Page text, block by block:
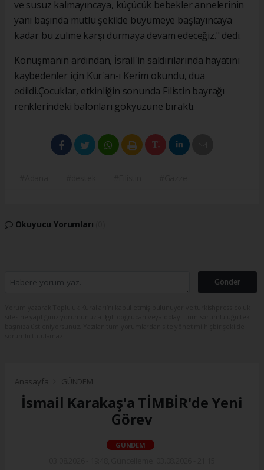
ve susuz kalmayıncaya, küçücük bebekler annelerinin
yanı başında mutlu şekilde büyümeye başlayıncaya
kadar bu zulme karşı durmaya devam edeceğiz." dedi.
Konuşmanın ardından, İsrail'in saldırılarında hayatını
kaybedenler için Kur'an-ı Kerim okundu, dua
edildi.Çocuklar, etkinliğin sonunda Filistin bayrağı
renklerindeki balonları gökyüzüne bıraktı.
Okuyucu Yorumları
Gönder
Anasayfa GÜNDEM
İsmail Karakaş'a TİMBİR'de Yeni
Görev
GÜNDEM